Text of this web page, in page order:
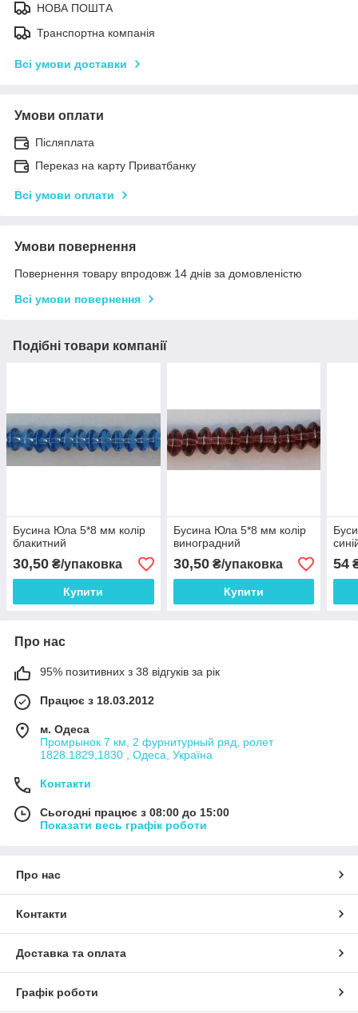
НОВА ПОШТА
Транспортна компанія
Всі умови доставки
Умови оплати
Післяплата
Переказ на карту Приватбанку
Всі умови оплати
Умови повернення
Повернення товару впродовж 14 днів за домовленістю
Всі умови повернення
Подібні товари компанії
Бусина Юла 5*8 мм колір
блакитний
30,50 ₴/упаковка
Купити
Бусина Юла 5*8 мм колір
виноградний
30,50₴/упаковка
Купити
54
Про нас
95% позитивних з 38 відгуків за рік
Працює з 18.03.2012
м. Одеса
Промрынок 7 км, 2 фурнитурный ряд, ролет
1828.1829,1830 , Одеса, Україна
Контакти
Сьогодні працює з 08:00 до 15:00
Показати весь графік роботи
Про нас
Контакти
Доставка та оплата
Графік роботи